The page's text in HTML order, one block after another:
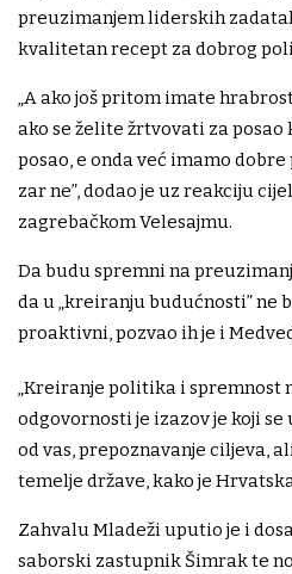
preuzimanjem liderskih
kvalitetan recept za dobrog
„A ako još pritom imate
ako se želite žrtvovati za
posao, e onda već imamo
zar ne”, dodao je uz reakciju
zagrebačkom Velesajmu.
Da budu spremni na
da u „kreiranju budućnosti” ne
proaktivni, pozvao ih je i
„Kreiranje politika i spremnost
odgovornosti je izazov je koji
od vas, prepoznavanje ciljeva,
temelje države, kako je
Zahvalu Mladeži uputio je i
saborski zastupnik Šimrak te